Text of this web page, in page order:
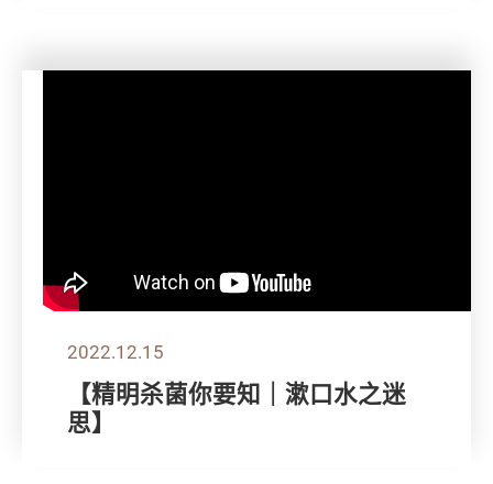
2022.12.15
【精明杀菌你要知｜漱口水之迷
思】